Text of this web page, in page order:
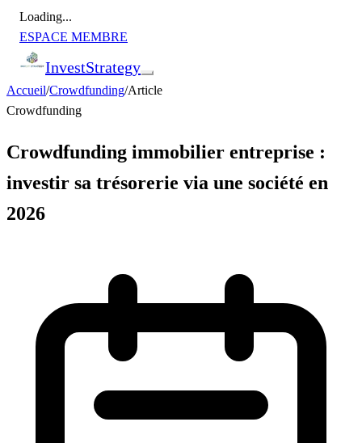
Loading...
ESPACE MEMBRE
InvestStrategy
Accueil/Crowdfunding/Article
Crowdfunding
Crowdfunding immobilier entreprise :
investir sa trésorerie via une société en
2026